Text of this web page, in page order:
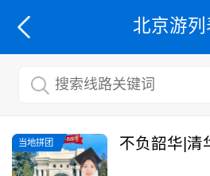
北京游列
当地拼团 不负韶华|清